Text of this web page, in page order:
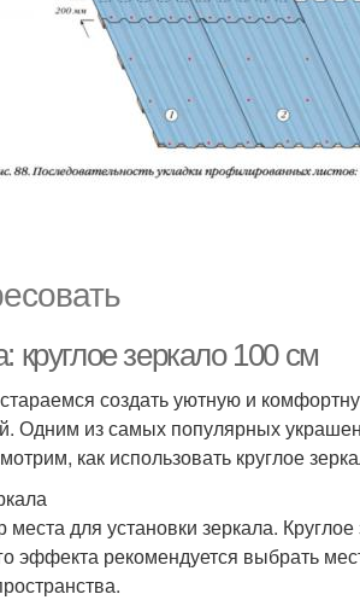
зеркало 100 см
создать уютную и
Одним из самых популярных
как использовать круглое
для установки зеркала.
эффекта рекомендуется выбрать